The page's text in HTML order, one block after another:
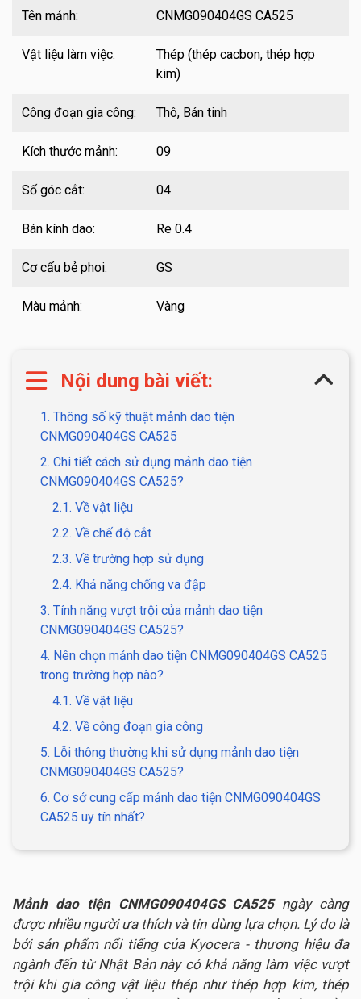
Tên mảnh: CNMG090404GS CA525
Vật liệu làm việc:
Thép (thép cacbon, thép hợp
kim)
Công đoạn gia công: Thô, Bán tinh
Kích thước mảnh: 09
Số góc cắt: 04
Bán kính dao: Re 0.4
Cơ cấu bẻ phoi: GS
Màu mảnh: Vàng
Nội dung bài viết:
1. Thông số kỹ thuật mảnh dao tiện
CNMG090404GS CA525
2. Chi tiết cách sử dụng mảnh dao tiện
CNMG090404GS CA525?
2.1. Về vật liệu
2.2. Về chế độ cắt
2.3. Về trường hợp sử dụng
2.4. Khả năng chống va đập
3. Tính năng vượt trội của mảnh dao tiện
CNMG090404GS CA525?
4. Nên chọn mảnh dao tiện CNMG090404GS CA525
trong trường hợp nào?
4.1. Về vật liệu
4.2. Về công đoạn gia công
5. Lỗi thông thường khi sử dụng mảnh dao tiện
CNMG090404GS CA525?
6. Cơ sở cung cấp mảnh dao tiện CNMG090404GS
CA525 uy tín nhất?
Mảnh dao tiện CNMG090404GS CA525ngày càng
được nhiều người ưa thích và tin dùng lựa chọn. Lý do là
bởi sản phẩm nổi tiếng của Kyocera - thương hiệu đa
ngành đến từ Nhật Bản này có khả năng làm việc vượt
trội khi gia công vật liệu thép như thép hợp kim, thép